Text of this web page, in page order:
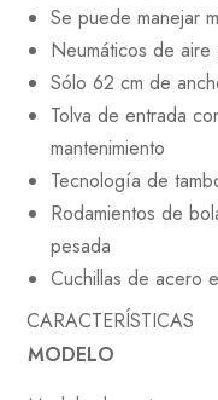
Se puede manejar
Neumáticos de aire
Sólo 62 cm de
Tolva de entrada
mantenimiento
Tecnología de
Rodamientos de
pesada
Cuchillas de acero
CARACTERÍSTICAS
MODELO